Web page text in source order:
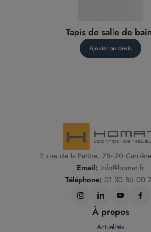
Tapis de salle de
Ajouter au devis
2 rue de la Patûre, 78420
Email: info@homat.fr
Téléphone: 01 30 86 00
À propos
Actualités